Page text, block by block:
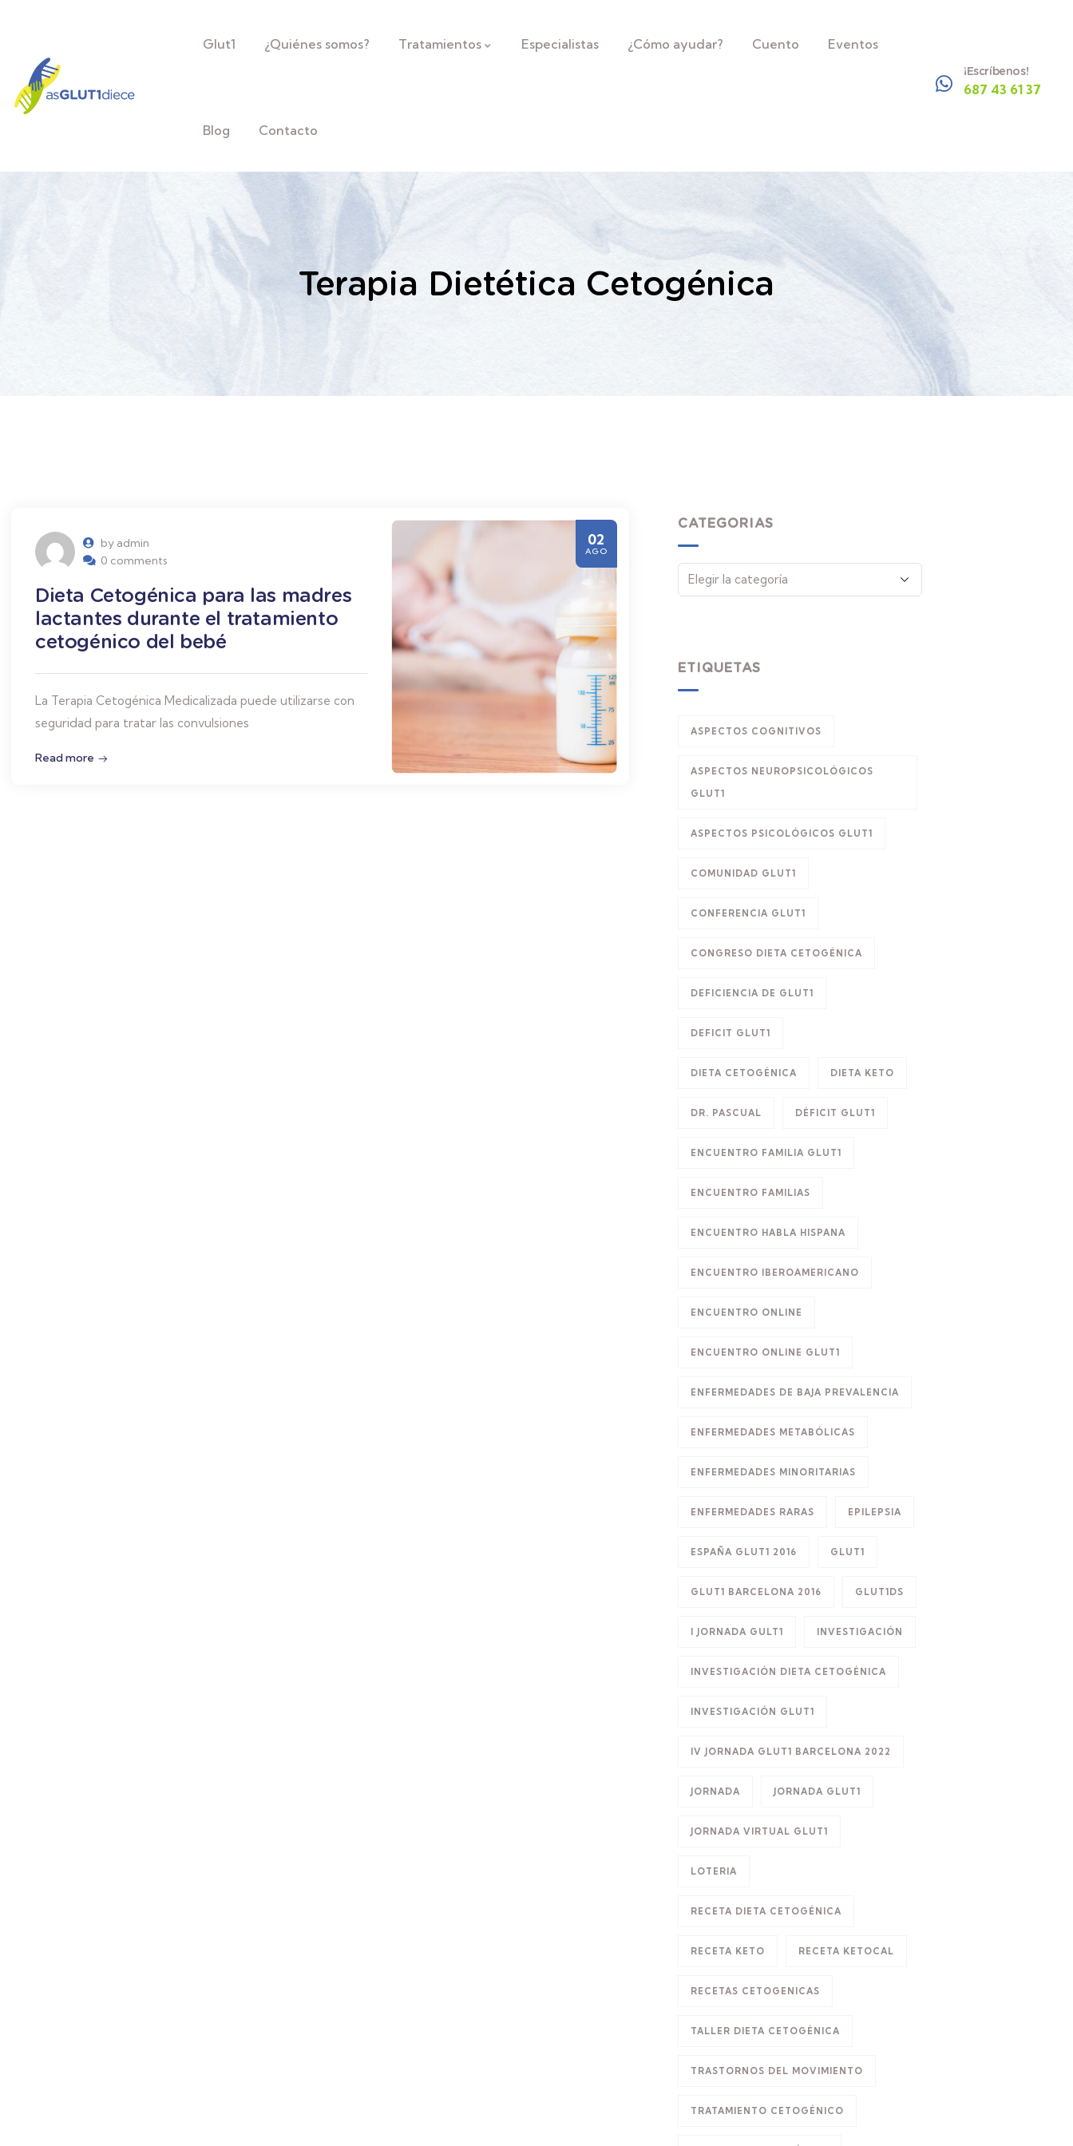
Glut1 ¿Quiénes somos? Tratamientos Especialistas ¿Cómo ayudar? Cuento Eventos
Blog Contacto
¡Escríbenos!
687 43 61 37
Terapia Dietética Cetogénica
by admin
0 comments
Dieta Cetogénica para las madres
lactantes durante el tratamiento
cetogénico del bebé
La Terapia Cetogénica Medicalizada puede utilizarse con
seguridad para tratar las convulsiones
Read more
02
AGO
CATEGORIAS
ETIQUETAS
ASPECTOS COGNITIVOS
ASPECTOS NEUROPSICOLÓGICOS
GLUT1
ASPECTOS PSICOLÓGICOS GLUT1
COMUNIDAD GLUT1
CONFERENCIA GLUT1
CONGRESO DIETA CETOGÉNICA
DEFICIENCIA DE GLUT1
DEFICIT GLUT1
DIETA CETOGÉNICA DIETA KETO
DR. PASCUAL DÉFICIT GLUT1
ENCUENTRO FAMILIA GLUT1
ENCUENTRO FAMILIAS
ENCUENTRO HABLA HISPANA
ENCUENTRO IBEROAMERICANO
ENCUENTRO ONLINE
ENCUENTRO ONLINE GLUT1
ENFERMEDADES DE BAJA PREVALENCIA
ENFERMEDADES METABÓLICAS
ENFERMEDADES MINORITARIAS
ENFERMEDADES RARAS EPILEPSIA
ESPAÑA GLUT1 2016 GLUT1
GLUT1 BARCELONA 2016 GLUT1DS
I JORNADA GULT1 INVESTIGACIÓN
INVESTIGACIÓN DIETA CETOGÉNICA
INVESTIGACIÓN GLUT1
IV JORNADA GLUT1 BARCELONA 2022
JORNADA JORNADA GLUT1
JORNADA VIRTUAL GLUT1
LOTERIA
RECETA DIETA CETOGÉNICA
RECETA KETO RECETA KETOCAL
RECETAS CETOGENICAS
TALLER DIETA CETOGÉNICA
TRASTORNOS DEL MOVIMIENTO
TRATAMIENTO CETOGÉNICO